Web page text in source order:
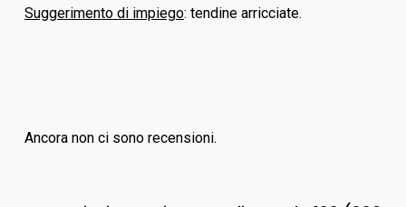
Suggerimento di impiego: tendine arricciate.
Ancora non ci sono recensioni.